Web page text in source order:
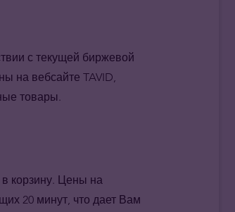
с текущей биржевой
на вебсайте TAVID,
товары.
корзину. Цены на
20 минут, что дает Вам